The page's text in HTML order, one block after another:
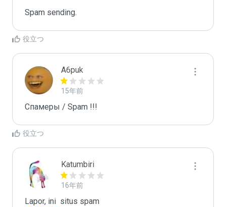
Spam sending.
役立つ
A6puk
15年前
Спамеры / Spam !!!
役立つ
Katumbiri
16年前
Lapor, ini  situs spam